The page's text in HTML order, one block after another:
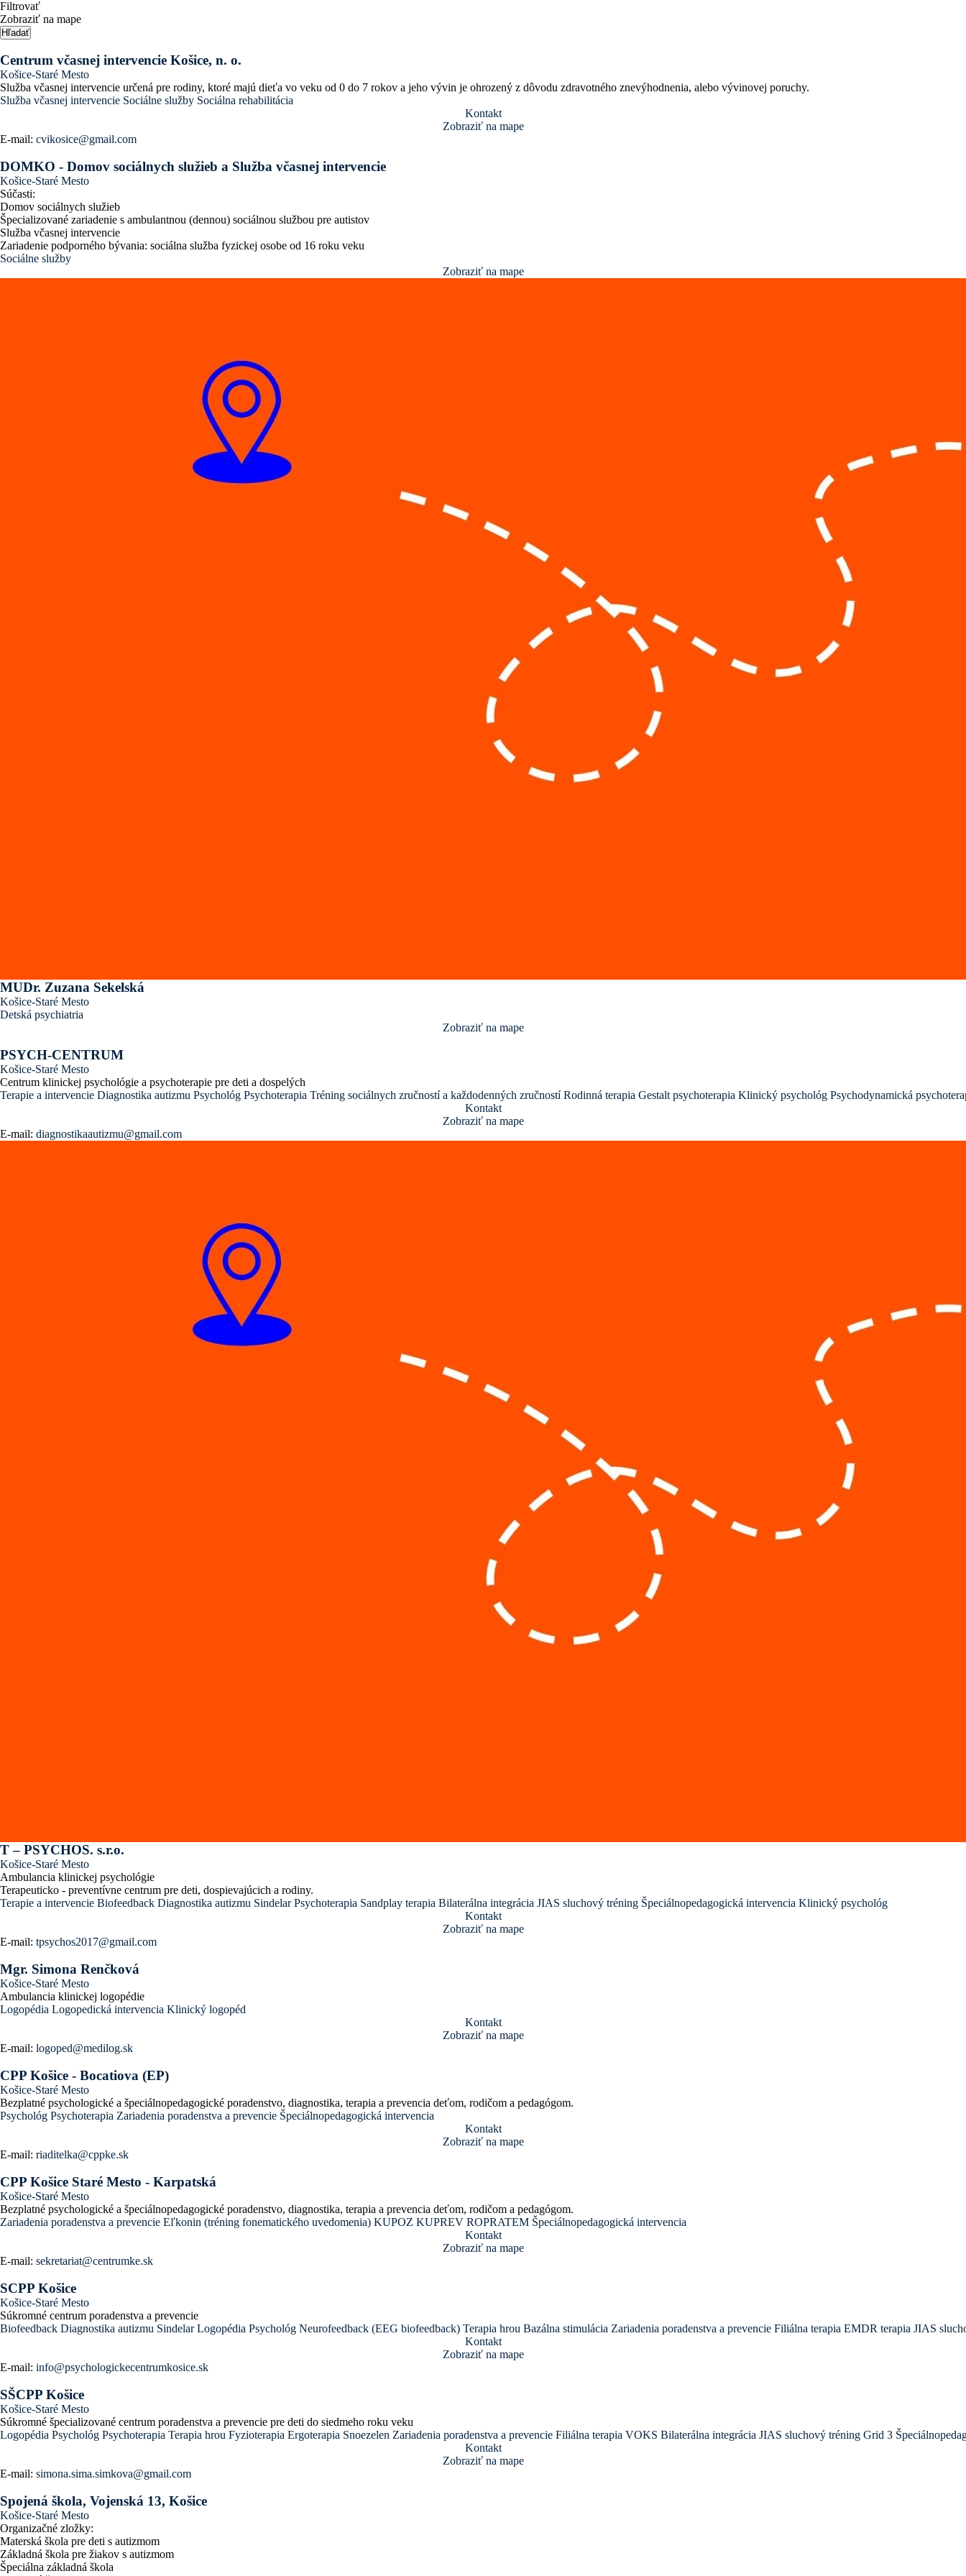
Filtrovať
Zobraziť na mape
Hľadať
Centrum včasnej intervencie Košice, n. o.
Košice-Staré Mesto
Služba včasnej intervencie určená pre rodiny, ktoré majú dieťa vo veku od 0 do 7 rokov a jeho vývin je ohrozený z dôvodu zdravotného znevýhodnenia, alebo vývinovej poruchy.
Služba včasnej intervencie Sociálne služby Sociálna rehabilitácia
Kontakt
Zobraziť na mape
E-mail: cvikosice@gmail.com
DOMKO - Domov sociálnych služieb a Služba včasnej intervencie
Košice-Staré Mesto
Súčasti:
Domov sociálnych služieb
Špecializované zariadenie s ambulantnou (dennou) sociálnou službou pre autistov
Služba včasnej intervencie
Zariadenie podporného bývania: sociálna služba fyzickej osobe od 16 roku veku
Sociálne služby
Zobraziť na mape
MUDr. Zuzana Sekelská
Košice-Staré Mesto
Detská psychiatria
Zobraziť na mape
PSYCH-CENTRUM
Košice-Staré Mesto
Centrum klinickej psychológie a psychoterapie pre deti a dospelých
Terapie a intervencie Diagnostika autizmu Psychológ Psychoterapia Tréning sociálnych zručností a každodenných zručností Rodinná terapia Gestalt psychoterapia Klinický psychológ Psychodynamická
Kontakt
Zobraziť na mape
E-mail: diagnostikaautizmu@gmail.com
T – PSYCHOS. s.r.o.
Košice-Staré Mesto
Ambulancia klinickej psychológie
Terapeuticko - preventívne centrum pre deti, dospievajúcich a rodiny.
Terapie a intervencie Biofeedback Diagnostika autizmu Sindelar Psychoterapia Sandplay terapia Bilaterálna integrácia JIAS sluchový tréning Špeciálnopedagogická intervencia Klinický psychológ
Kontakt
Zobraziť na mape
E-mail: tpsychos2017@gmail.com
Mgr. Simona Renčková
Košice-Staré Mesto
Ambulancia klinickej logopédie
Logopédia Logopedická intervencia Klinický logopéd
Kontakt
Zobraziť na mape
E-mail: logoped@medilog.sk
CPP Košice - Bocatiova (EP)
Košice-Staré Mesto
Bezplatné psychologické a špeciálnopedagogické poradenstvo, diagnostika, terapia a prevencia deťom, rodičom a pedagógom.
Psychológ Psychoterapia Zariadenia poradenstva a prevencie Špeciálnopedagogická intervencia
Kontakt
Zobraziť na mape
E-mail: riaditelka@cppke.sk
CPP Košice Staré Mesto - Karpatská
Košice-Staré Mesto
Bezplatné psychologické a špeciálnopedagogické poradenstvo, diagnostika, terapia a prevencia deťom, rodičom a pedagógom.
Zariadenia poradenstva a prevencie Eľkonin (tréning fonematického uvedomenia) KUPOZ KUPREV ROPRATEM Špeciálnopedagogická intervencia
Kontakt
Zobraziť na mape
E-mail: sekretariat@centrumke.sk
SCPP Košice
Košice-Staré Mesto
Súkromné centrum poradenstva a prevencie
Biofeedback Diagnostika autizmu Sindelar Logopédia Psychológ Neurofeedback (EEG biofeedback) Terapia hrou Bazálna stimulácia Zariadenia poradenstva a prevencie Filiálna terapia EMDR terapia JIAS
Kontakt
Zobraziť na mape
E-mail: info@psychologickecentrumkosice.sk
SŠCPP Košice
Košice-Staré Mesto
Súkromné špecializované centrum poradenstva a prevencie pre deti do siedmeho roku veku
Logopédia Psychológ Psychoterapia Terapia hrou Fyzioterapia Ergoterapia Snoezelen Zariadenia poradenstva a prevencie Filiálna terapia VOKS Bilaterálna integrácia JIAS sluchový tréning Grid 3
Kontakt
Zobraziť na mape
E-mail: simona.sima.simkova@gmail.com
Spojená škola, Vojenská 13, Košice
Košice-Staré Mesto
Organizačné zložky:
Materská škola pre deti s autizmom
Základná škola pre žiakov s autizmom
Špeciálna základná škola